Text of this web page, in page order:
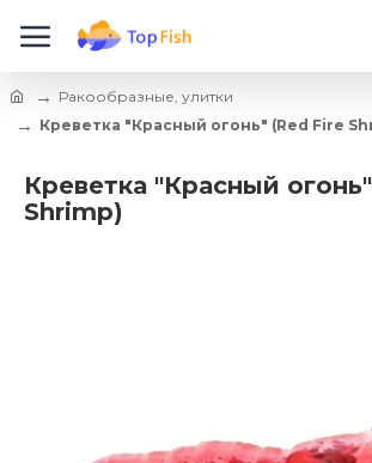
Ракообразные, улитки
Креветка "Красный огонь" (Red Fire
Креветка "Красный
Shrimp)